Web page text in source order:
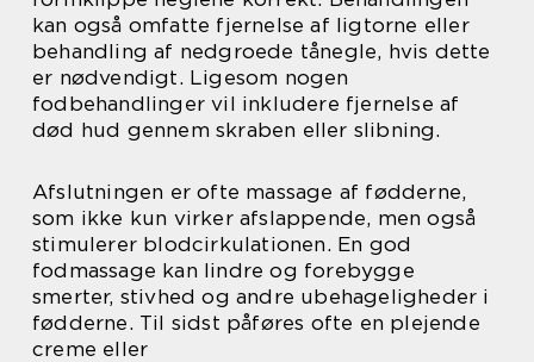
kan også omfatte fjernelse af ligtorne eller
behandling af nedgroede tånegle, hvis dette
er nødvendigt. Ligesom nogen
fodbehandlinger vil inkludere fjernelse af
død hud gennem skraben eller slibning.
Afslutningen er ofte massage af fødderne,
som ikke kun virker afslappende, men også
stimulerer blodcirkulationen. En god
fodmassage kan lindre og forebygge
smerter, stivhed og andre ubehageligheder i
fødderne. Til sidst påføres ofte en plejende
creme eller